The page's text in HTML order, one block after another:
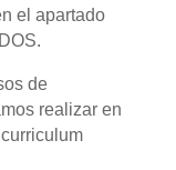
el apartado
de
realizar en